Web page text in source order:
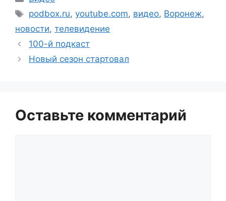
Метки
podbox.ru,youtube.com, видео, Воронеж,
новости, телевидение
100-й подкаст
Новый сезон стартовал
Оставьте комментарий